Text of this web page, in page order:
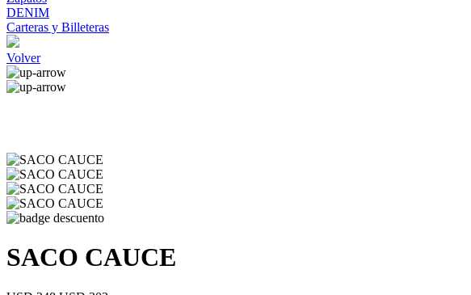
DENIM
Carteras y Billeteras
Volver
SACO CAUCE